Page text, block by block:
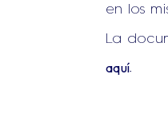
en los
La
aquí.